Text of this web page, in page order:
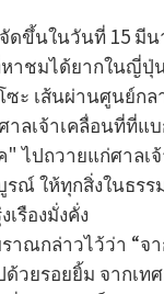
ดขึ้นในวันที่ 15 มี
าชมได้ยากในญี่ปุ่
ะ เส้นผ่านศูนย์กล
าลเจ้าเคลื่อนที่ที่
ไปถวายแก่ศาลเ
ณ์ ให้ทุกสิ่งในธรร
รืองมั่งคั่ง
าณกล่าวไว้ว่า “จ
วยรอยยิ้ม จากเท